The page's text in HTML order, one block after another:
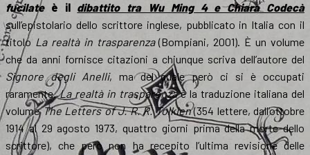
fucilateè il dibattito tra Wu Ming 4 e Chiara Codecà
sull’epistolario dello scrittore inglese, pubblicato in Italia con il
titolo La realtà in trasparenza(Bompiani, 2001). È un volume
che da anni fornisce citazioni a chiunque scriva dell’autore del
Signore degli Anelli, ma del quale però ci si è occupati
raramente.La realtà in trasparenzaè la traduzione italiana del
volumeThe Letters of J. R. R. Tolkien(354 lettere, dall’ottobre
1914 al 29 agosto 1973, quattro giorni prima della morte dello
scrittore), che però non ha recepito l’ultima revisione delle